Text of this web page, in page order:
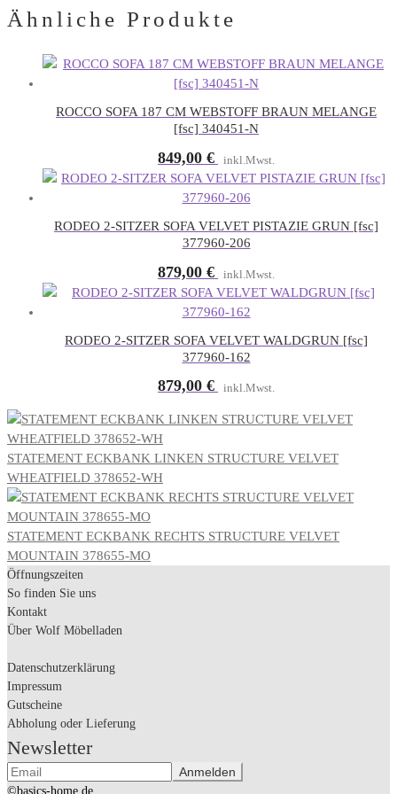
Ähnliche Produkte
ROCCO SOFA 187 CM WEBSTOFF BRAUN MELANGE
[fsc] 340451-N
849,00 € inkl.Mwst.
RODEO 2-SITZER SOFA VELVET PISTAZIE GRUN [fsc]
377960-206
879,00 € inkl.Mwst.
RODEO 2-SITZER SOFA VELVET WALDGRUN [fsc]
377960-162
879,00 € inkl.Mwst.
STATEMENT ECKBANK LINKEN STRUCTURE VELVET
WHEATFIELD 378652-WH
STATEMENT ECKBANK RECHTS STRUCTURE VELVET
MOUNTAIN 378655-MO
Öffnungszeiten
So finden Sie uns
Kontakt
Über Wolf Möbelladen
Datenschutzerklärung
Impressum
Gutscheine
Abholung oder Lieferung
Newsletter
©basics-home.de